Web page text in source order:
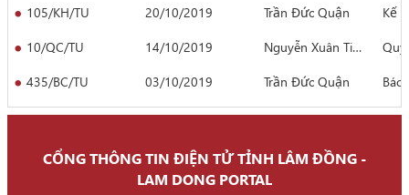
105/KH/TU
20/10/2019 Trần Đức Quận
Kế
10/QC/TU
14/10/2019 Nguyễn Xuân Tiến
435/BC/TU
03/10/2019 Trần Đức Quận
259/BC/BDVTU
03/10/2019 Hoàng Liên
Báo
1631-CV/ĐUK
03/10/2019 Vũ Kim Sinh
25/09/2019 Trần Đức Quận
CỔNG THÔNG TIN ĐIỆN TỬ TỈNH LÂM ĐỒNG -
LAM DONG PORTAL